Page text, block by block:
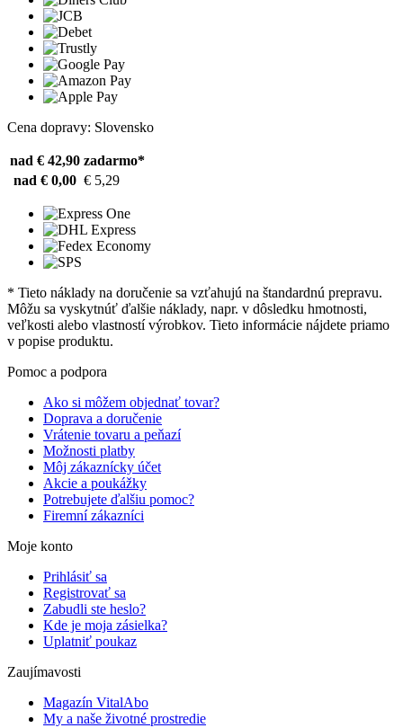
Cena dopravy: Slovensko
nad € 42,90 zadarmo*
nad € 0,00 € 5,29
* Tieto náklady na doručenie sa vzťahujú na štandardnú prepravu.
Môžu sa vyskytnúť ďalšie náklady, napr. v dôsledku hmotnosti,
veľkosti alebo vlastností výrobkov. Tieto informácie nájdete priamo
v popise produktu.
Pomoc a podpora
Ako si môžem objednať tovar?
Doprava a doručenie
Vrátenie tovaru a peňazí
Možnosti platby
Môj zákaznícky účet
Akcie a poukážky
Potrebujete ďalšiu pomoc?
Firemní zákazníci
Moje konto
Prihlásiť sa
Registrovať sa
Zabudli ste heslo?
Kde je moja zásielka?
Uplatniť poukaz
Zaujímavosti
Magazín VitalAbo
My a naše životné prostredie